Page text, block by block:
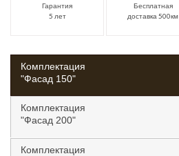
Гарантия
5 лет
Бесплатная
доставка 500км
Комплектация
"Фасад 150"
Комплектация
"Фасад 200"
Комплектация